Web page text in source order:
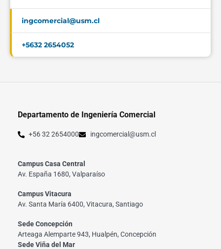
ingcomercial@usm.cl
+5632 2654052
Departamento de Ingeniería Comercial
+56 32 2654000 ingcomercial@usm.cl
Campus Casa Central
Av. España 1680, Valparaíso
Campus Vitacura
Av. Santa María 6400, Vitacura, Santiago
Sede Concepción
Arteaga Alemparte 943, Hualpén, Concepción
Sede Viña del Mar